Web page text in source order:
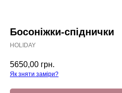
Босоніжки-спіднички
HOLIDAY
5650,00 грн.
Як зняти заміри?